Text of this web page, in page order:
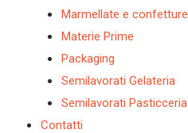
Marmellate e confetture
Materie Prime
Packaging
Semilavorati Gelateria
Semilavorati Pasticceria
Contatti